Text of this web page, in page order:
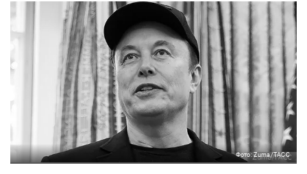
Фото: Zuma/ТАСС